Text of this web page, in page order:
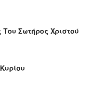
Σωτήρος Χριστού